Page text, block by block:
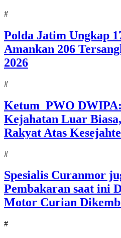
#
Polda Jatim Ungkap
Amankan 206
2026
#
Ketum PWO
Kejahatan Luar
Rakyat Atas
#
Spesialis Curanmor
Pembakaran saat ini
Motor Curian
#